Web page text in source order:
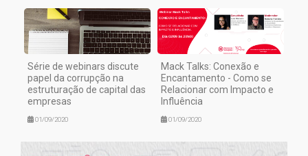
Série de webinars discute
papel da corrupção na
estruturação de capital das
empresas
01/09/2020
Mack Talks: Conexão e
Encantamento - Como se
Relacionar com Impacto e
Influência
01/09/2020